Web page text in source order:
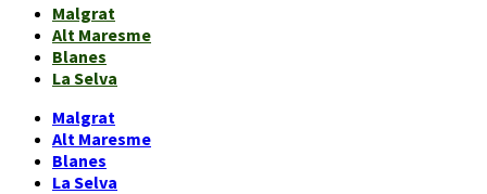
Malgrat
Alt Maresme
Blanes
La Selva
Malgrat
Alt Maresme
Blanes
La Selva